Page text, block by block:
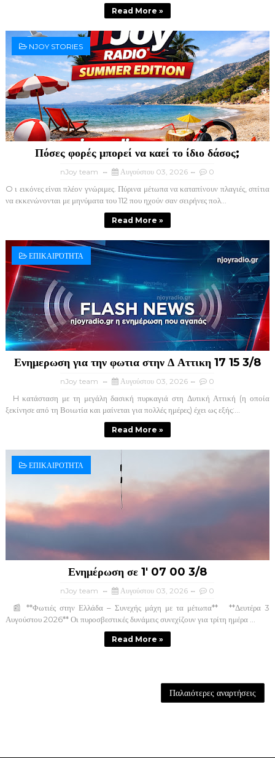
Read More »
NJOY STORIES
Πόσες φορές μπορεί να καεί το ίδιο δάσος;
nJoy team Αυγούστου 03, 2026 0
O ι εικόνες είναι πλέον γνώριμες. Πύρινα μέτωπα να καταπίνουν πλαγιές, σπίτια
να εκκενώνονται με μηνύματα του 112 που ηχούν σαν σειρήνες πολ...
Read More »
ΕΠΙΚΑΙΡΌΤΗΤΑ
Ενημερωση για την φωτια στην Δ Αττικη 17 15 3/8
nJoy team Αυγούστου 03, 2026 0
H κατάσταση με τη μεγάλη δασική πυρκαγιά στη Δυτική Αττική (η οποία
ξεκίνησε από τη Βοιωτία και μαίνεται για πολλές ημέρες) έχει ως εξής:...
Read More »
ΕΠΙΚΑΙΡΟΤΗΤΑ
Ενημέρωση σε 1' 07 00 3/8
nJoy team Αυγούστου 03, 2026 0
📰 **Φωτιές στην Ελλάδα – Συνεχής μάχη με τα μέτωπα** **Δευτέρα 3
Αυγούστου 2026** Οι πυροσβεστικές δυνάμεις συνεχίζουν για τρίτη ημέρα ...
Read More »
Παλαιότερες αναρτήσεις